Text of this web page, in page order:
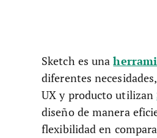
Sketch es una
diferentes
UX y producto utilizan
diseño de manera
flexibilidad en